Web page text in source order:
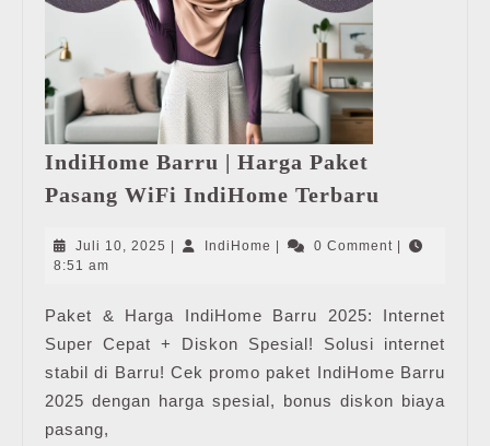
IndiHome Barru | Harga Paket
Pasang WiFi IndiHome Terbaru
|
Pasang
WiFi
IndiHome
Terbaru
Juli 10, 2025 Juli
IndiHome IndiHome0 Comment
8:51 am
Paket & Harga IndiHome Barru 2025: Internet
Super Cepat + Diskon Spesial! Solusi internet
stabil di Barru! Cek promo paket IndiHome Barru
2025 dengan harga spesial, bonus diskon biaya
pasang,